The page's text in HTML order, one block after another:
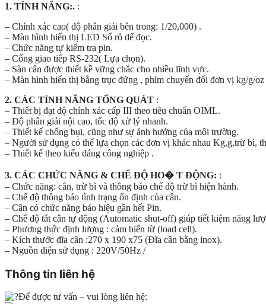
1. TÍNH NĂNG:. :
– Chính xác cao( độ phân giải bên trong: 1/20,000) .
– Màn hình hiển thị LED Số rỏ dể đọc.
– Chức năng tự kiểm tra pin.
– Cổng giao tiếp RS-232( Lựa chọn).
– Sàn cân được thiết kề vững chắc cho nhiều lĩnh vực.
– Màn hình hiển thị bằng trục đứng , phím chuyển đổi đơn vị kg/g/oz
2. CÁC TÍNH NĂNG TỔNG QUÁT :
– Thiết bị đạt độ chính xác cấp III theo tiêu chuẩn OIML.
– Độ phân giải nội cao, tốc độ xử lý nhanh.
– Thiết kế chống bụi, cũng như sự ảnh hưởng của môi trường.
– Người sử dụng có thể lựa chọn các đơn vị khác nhau Kg,g,trừ bì,
– Thiết kế theo kiểu dáng công nghiệp .
3. CÁC CHỨC NĂNG & CHẾ ĐỘ HO� T ĐỘNG: :
– Chức năng: cân, trừ bì và thông báo chế độ trừ bì hiện hành.
– Chế độ thông báo tình trạng ổn định của cân.
– Cân có chức năng báo hiệu gần hết Pin.
– Chế độ tắt cân tự động (Automatic shut-off) giúp tiết kiệm năng
– Phương thức định lượng : cảm biến từ (load cell).
– Kích thước đĩa cân :270 x 190 x75 (Đĩa cân bằng inox).
– Nguồn điện sử dụng : 220V/50Hz /
Thông tin liên hệ
Để được tư vấn – vui lòng liên hệ: